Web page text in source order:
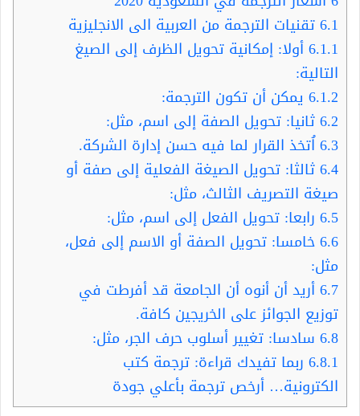
6.1تقنيات الترجمة من العربية الى الانجليزية
6.1.1أولا: إمكانية تحويل الظرف إلى الصيغ
التالية:
6.1.2 يمكن أن تكون الترجمة:
6.2ثانيا: تحويل الصفة إلى اسم، مثل:
6.3اُتخذ القرار لما فيه حسن إدارة الشركة.
6.4ثالثا: تحويل الصيغة الفعلية إلى صفة أو
صيغة التصريف الثالث، مثل:
6.5 رابعا: تحويل الفعل إلى اسم، مثل:
6.6خامسا: تحويل الصفة أو الاسم إلى فعل،
مثل:
6.7أريد أن أنوه أن الجامعة قد أفرطت في
توزيع الجوائز على الخريجين كافة.
6.8 سادسا: تغيير أسلوب حرف الجر، مثل:
6.8.1 ربما تفيدك قراءة: ترجمة كتب
الكترونية… أرخص ترجمة بأعلي جودة